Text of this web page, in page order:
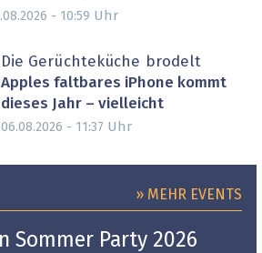
- 10:59 Uhr
Die Gerüchteküche brodelt
Apples faltbares iPhone kommt
dieses Jahr – vielleicht
06.08.2026 - 11:37 Uhr
» MEHR EVENTS
Sommer Party 2026